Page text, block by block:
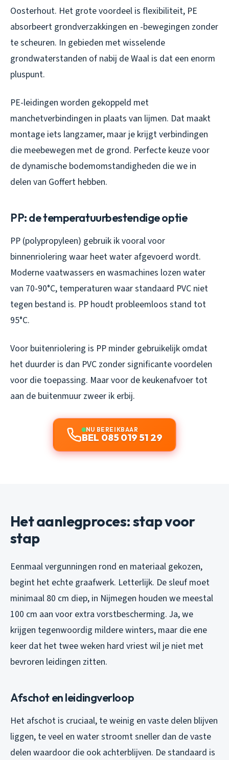
Oosterhout. Het grote voordeel is flexibiliteit, PE
absorbeert grondverzakkingen en -bewegingen zonder
te scheuren. In gebieden met wisselende
grondwaterstanden of nabij de Waal is dat een enorm
pluspunt.
PE-leidingen worden gekoppeld met
manchetverbindingen in plaats van lijmen. Dat maakt
montage iets langzamer, maar je krijgt verbindingen
die meebewegen met de grond. Perfecte keuze voor
de dynamische bodemomstandigheden die we in
delen van Goffert hebben.
PP: de temperatuurbestendige optie
PP (polypropyleen) gebruik ik vooral voor
binnenriolering waar heet water afgevoerd wordt.
Moderne vaatwassers en wasmachines lozen water
van 70-90°C, temperaturen waar standaard PVC niet
tegen bestand is. PP houdt probleemloos stand tot
95°C.
Voor buitenriolering is PP minder gebruikelijk omdat
het duurder is dan PVC zonder significante voordelen
voor die toepassing. Maar voor de keukenafvoer tot
aan de buitenmuur zweer ik erbij.
NU BEREIKBAAR
BEL 085 019 51 29
Het aanlegproces: stap voor
stap
Eenmaal vergunningen rond en materiaal gekozen,
begint het echte graafwerk. Letterlijk. De sleuf moet
minimaal 80 cm diep, in Nijmegen houden we meestal
100 cm aan voor extra vorstbescherming. Ja, we
krijgen tegenwoordig mildere winters, maar die ene
keer dat het twee weken hard vriest wil je niet met
bevroren leidingen zitten.
Afschot en leidingverloop
Het afschot is cruciaal, te weinig en vaste delen blijven
liggen, te veel en water stroomt sneller dan de vaste
delen waardoor die ook achterblijven. De standaard is